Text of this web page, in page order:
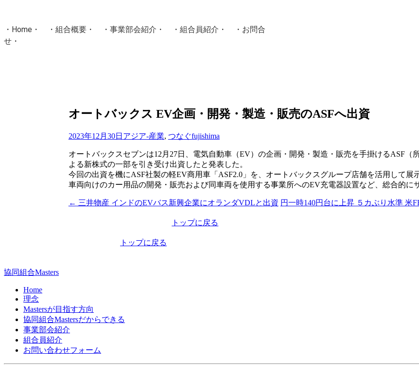
・ Home ・ ・ 組合概要 ・ ・ 事業部会紹介 ・ ・ 組合員紹介 ・ ・ お問合
せ ・
Masters組合員ログインオートバックス EV企画・開発・製造・販売のASFへ出資
2023年12月30日 アジア-産業, つなぐfujishima
オートバックスセブンは12月27日、電気自動車（EV）の企画・開発・製造・販売を手掛けるASF（
よる新株式の一部を引き受け出資したと発表した。
今回の出資を機にASF社製の軽EV商用車「ASF2.0」を、オートバックスグループ店舗を活用して展
車両向けのカー用品の開発・販売および同車両を使用する事業所へのEV充電器設置など、総合的に
投
ョ
ン
← 三井物産 インドのEVバス新興企業にオランダVDLと出資 円一時140円台に上昇 ５カぶり水準 米
トップに戻る
トップに戻る
協同組合Masters
Home
理念
Mastersが目指す方向
協同組合Mastersだからできる
事業部会紹介
組合員紹介
お問い合わせフォーム